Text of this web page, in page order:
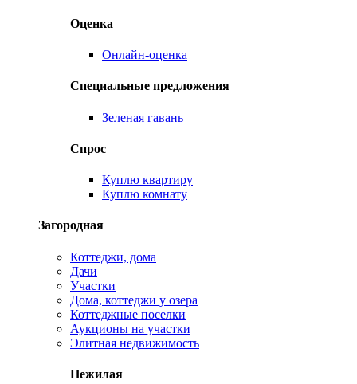
Оценка
Онлайн-оценка
Специальные предложения
Зеленая гавань
Спрос
Куплю квартиру
Куплю комнату
Загородная
Коттеджи, дома
Дачи
Участки
Дома, коттеджи у озера
Коттеджные поселки
Аукционы на участки
Элитная недвижимость
Нежилая